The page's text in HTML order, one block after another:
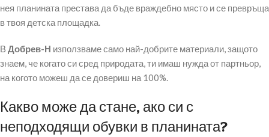
нея планината престава да бъде враждебно място и се превръща
в твоя детска площадка.
В Добрев-Н използваме само най-добрите материали, защото
знаем, че когато си сред природата, ти имаш нужда от партньор,
на когото можеш да се довериш на 100%.
Какво може да стане, ако си с
неподходящи обувки в планината?